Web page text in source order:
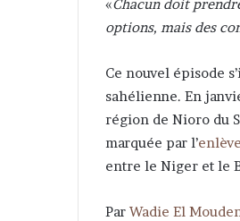
«Chacun doit
options, mais des
Ce nouvel épisode
sahélienne. En
région de Nioro du
marquée par l’
entre le Niger et le
Par Wadie El